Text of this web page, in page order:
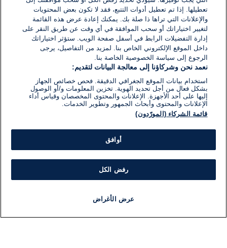
تعطيلها. إذا تم تعطيل أدوات التتبع، فقد لا تكون بعض المحتويات
والإعلانات التي تراها ذا صلة بك. يمكنك إعادة عرض هذه القائمة
لتغيير اختياراتك أو سحب الموافقة في أي وقت عن طريق النقر على
إدارة التفضيلات الرابط في أسفل صفحة الويب. ستؤثر اختياراتك
داخل الموقع الإلكتروني الخاص بنا. لمزيد من التفاصيل، يرجى
الرجوع إلى سياسة الخصوصية الخاصة بنا.
نعمد نحن وشركاؤنا إلى معالجة البيانات لتقديم:
استخدام بيانات الموقع الجغرافي الدقيقة. فحص خصائص الجهاز
بشكل فعال من أجل تحديد الهوية. تخزين المعلومات و/أو الوصول
إليها على أحد الأجهزة. الإعلانات والمحتوى المخصصان وقياس أداء
الإعلانات والمحتوى وأبحاث الجمهور وتطوير الخدمات.
قائمة الشركاء (المورّدون)
أوافق
رفض الكل
عرض الأغراض